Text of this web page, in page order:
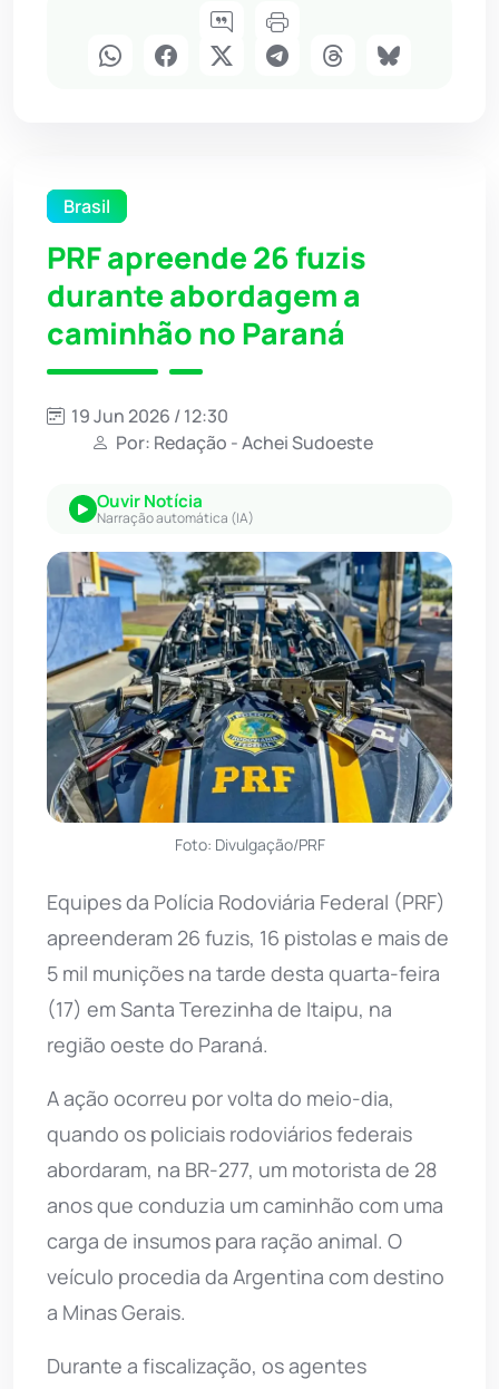
Brasil
PRF apreende 26 fuzis
durante abordagem a
caminhão no Paraná
19 Jun 2026 / 12:30
Por: Redação - Achei Sudoeste
Ouvir Notícia
Narração automática (IA)
Foto: Divulgação/PRF
Equipes da Polícia Rodoviária Federal (PRF)
apreenderam 26 fuzis, 16 pistolas e mais de
5 mil munições na tarde desta quarta-feira
(17) em Santa Terezinha de Itaipu, na
região oeste do Paraná.
A ação ocorreu por volta do meio-dia,
quando os policiais rodoviários federais
abordaram, na BR-277, um motorista de 28
anos que conduzia um caminhão com uma
carga de insumos para ração animal. O
veículo procedia da Argentina com destino
a Minas Gerais.
Durante a fiscalização, os agentes